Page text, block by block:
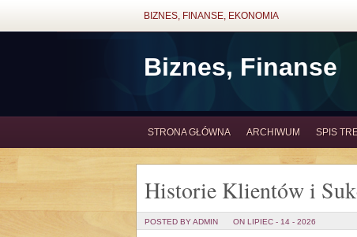
BIZNES, FINANSE, EKONOMIA
Biznes, Finanse
STRONA GŁÓWNA ARCHIWUM SPIS
Historie Klientów i
POSTED BY ADMIN ON LIPIEC - 14 - 2026